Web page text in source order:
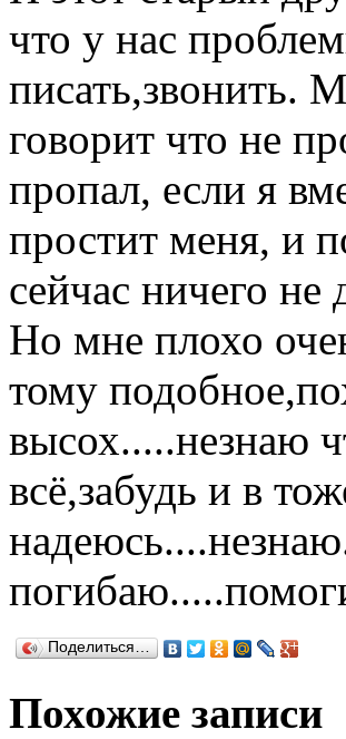
что у нас
писать,звонить.
говорит что не
пропал, если я
простит меня, и
сейчас ничего
Но мне плохо
тому
высох.....незнаю
всё,забудь и в
Поделиться…
Похожие записи